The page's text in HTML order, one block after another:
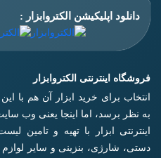
دانلود اپلیکیشن الکتروابزار :
فروشگاه اینترنتی الکتروابزار
انتخاب برای خرید ابزار آن هم با
به نظر برسد، اما اینجا یعنی وب
اینترنتی ابزار با تهیه و تامین
دستی، شارژی، بنزینی و سایر